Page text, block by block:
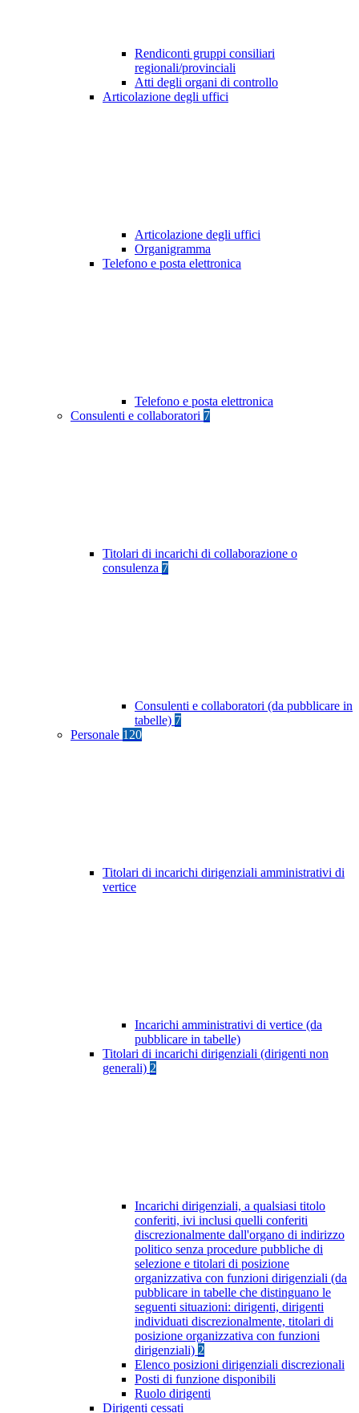
Rendiconti gruppi consiliari
regionali/provinciali
Atti degli organi di controllo
Articolazione degli uffici
Articolazione degli uffici
Organigramma
Telefono e posta elettronica
Telefono e posta elettronica
Consulenti e collaboratori 7
Titolari di incarichi di collaborazione o
consulenza 7
Consulenti e collaboratori (da pubblicare in
tabelle) 7
Personale 120
Titolari di incarichi dirigenziali amministrativi di
vertice
Incarichi amministrativi di vertice (da
pubblicare in tabelle)
Titolari di incarichi dirigenziali (dirigenti non
generali) 2
Incarichi dirigenziali, a qualsiasi titolo
conferiti, ivi inclusi quelli conferiti
discrezionalmente dall'organo di indirizzo
politico senza procedure pubbliche di
selezione e titolari di posizione
organizzativa con funzioni dirigenziali (da
pubblicare in tabelle che distinguano le
seguenti situazioni: dirigenti, dirigenti
individuati discrezionalmente, titolari di
posizione organizzativa con funzioni
dirigenziali) 2
Elenco posizioni dirigenziali discrezionali
Posti di funzione disponibili
Ruolo dirigenti
Dirigenti cessati